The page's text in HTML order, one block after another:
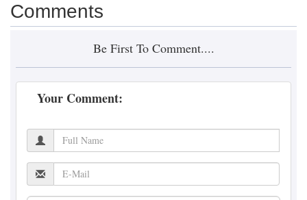
Comments
Be First To Comment....
Your Comment: